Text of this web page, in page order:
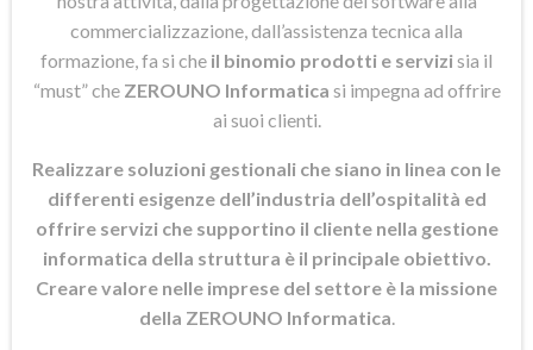
commercializzazione, dall’assistenza tecnica alla
formazione, fa si che il binomio prodotti e servizisia il
“must” che ZEROUNO Informatica si impegna ad offrire
ai suoi clienti.
Realizzare soluzioni gestionali che siano in linea con le
differenti esigenze dell’industria dell’ospitalità ed
offrire servizi che supportino il cliente nella gestione
informatica della struttura è il principale obiettivo.
Creare valore nelle imprese del settore è la missione
della ZEROUNO Informatica